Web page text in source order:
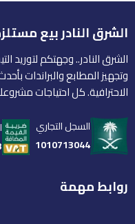
الشرق النادر بيع
الشرق النادر.. وجهتكم لتوريد
وتجهيز المطابع والبراندات
الاحترافية. كل احتياجات
السجل التجاري
1010713044
روابط مهمة